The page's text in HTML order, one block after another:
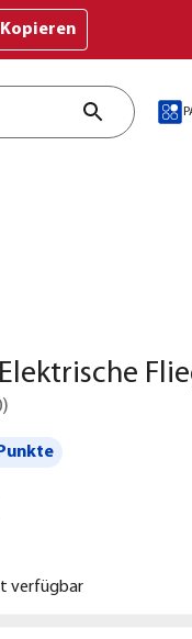
Kopieren
)
verfügbar